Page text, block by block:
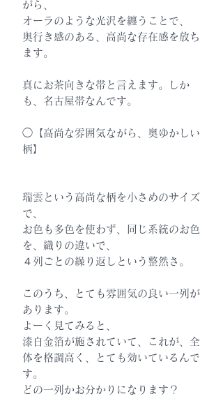
がら、
オーラのような光沢を纏うことで、
奥行き感のある、高尚な存在感を放ち
ます。
真にお茶向きな帯と言えます。しか
も、名古屋帯なんです。
◯【高尚な雰囲気ながら、奥ゆかしい
柄】
瑞雲という高尚な柄を小さめのサイズ
で、
お色も多色を使わず、同じ系統のお色
を、織りの違いで、
４列ごとの繰り返しという整然さ。
このうち、とても雰囲気の良い一列が
あります。
よーく見てみると、
漆白金箔が施されていて、これが、全
体を格調高く、とても効いているんで
す。
どの一列かお分かりになります？